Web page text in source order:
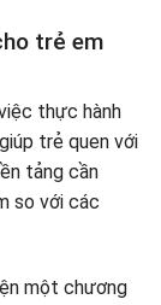
trẻ em
thực hành
trẻ quen với
tảng cần
so với các
một chương